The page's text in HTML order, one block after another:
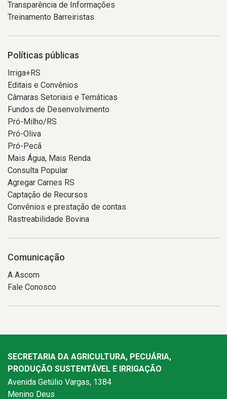
Transparência de Informações
Treinamento Barreiristas
Políticas públicas
Irriga+RS
Editais e Convênios
Câmaras Setoriais e Temáticas
Fundos de Desenvolvimento
Pró-Milho/RS
Pró-Oliva
Pró-Pecã
Mais Água, Mais Renda
Consulta Popular
Agregar Carnes RS
Captação de Recursos
Convênios e prestação de contas
Rastreabilidade Bovina
Comunicação
A Ascom
Fale Conosco
SECRETARIA DA AGRICULTURA, PECUÁRIA,
PRODUÇÃO SUSTENTÁVEL E IRRIGAÇÃO
Avenida Getúlio Vargas, 1384
Menino Deus